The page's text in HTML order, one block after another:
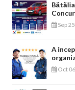
Sep
A
Oct